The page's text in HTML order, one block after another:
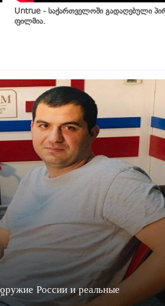
Untrue - საქართველოში გადაღებული
ფილმია.
России и реальные